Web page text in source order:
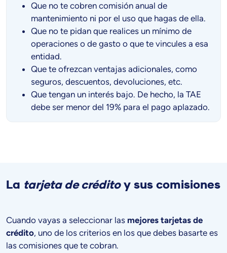
Que no te cobren comisión anual de
mantenimiento ni por el uso que hagas de ella.
Que no te pidan que realices un mínimo de
operaciones o de gasto o que te vincules a esa
entidad.
Que te ofrezcan ventajas adicionales, como
seguros, descuentos, devoluciones, etc.
Que tengan un interés bajo. De hecho, la TAE
debe ser menor del 19% para el pago aplazado.
La tarjeta de créditoy sus comisiones
Cuando vayas a seleccionar las mejores tarjetas de
crédito, uno de los criterios en los que debes basarte es
las comisiones que te cobran.